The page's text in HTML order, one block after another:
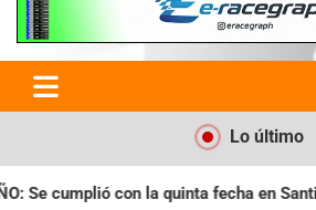
Electrónica del
Argentina
Lo último
en Santiago IAME SERIES